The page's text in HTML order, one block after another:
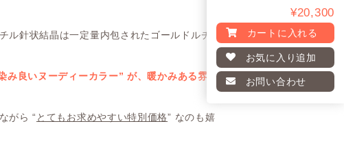
¥20,300
カートに入れる
お気に入り追加
お問い合わせ
針状結晶は一定量内包されたゴールドルチル
み良いヌーディーカラー” が、暖かみある雰囲
がら “ とてもお求めやすい特別価格” なのも嬉